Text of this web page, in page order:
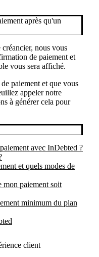
après qu'un
nous vous
de paiement et
vous sera affiché.
paiement et que vous
appeler notre
à générer cela pour
avec InDebted ?
et quels modes de
mon paiement soit
minimum du plan
client